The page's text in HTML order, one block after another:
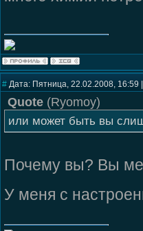
# Дата: Пятница, 22.02.2008,
Quote (Ryomoy)
или может быть вы
Почему вы? Вы
У меня с